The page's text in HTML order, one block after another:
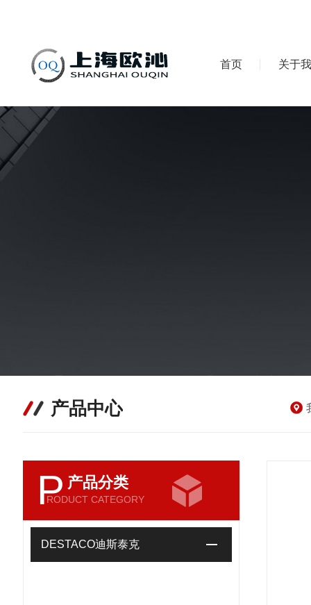
首页 关于
产品中心
P 产品分类
RODUCT CATEGORY
DESTACO迪斯泰克